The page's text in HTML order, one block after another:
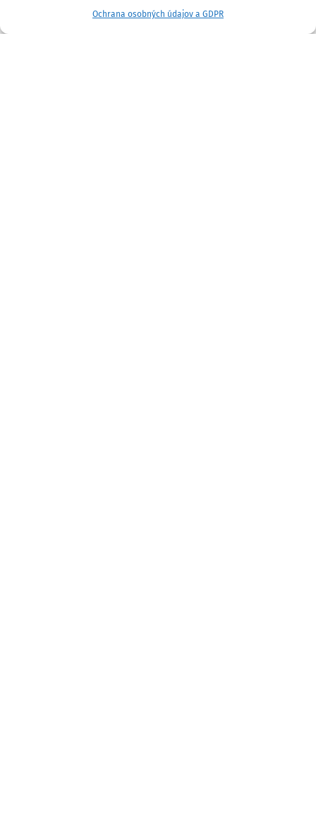
Ochrana osobných údajov a GDPR